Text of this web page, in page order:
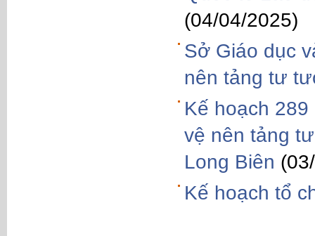
(04/04/2025)
Sở Giáo dục
nên tảng tư
Kế hoạch
vệ nên tảng
Long Biên
Kế hoạch tổ